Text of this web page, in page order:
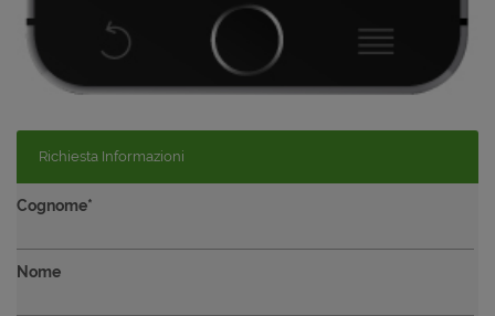
Richiesta Informazioni
Cognome*
Nome